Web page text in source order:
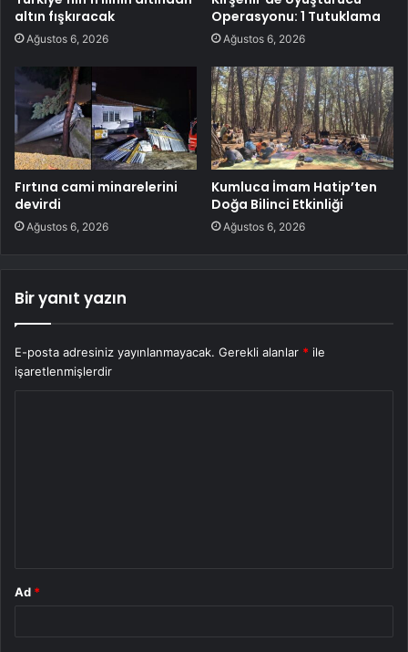
altın fışkıracak
Ağustos 6, 2026
Operasyonu: 1 Tutuklama
Ağustos 6, 2026
Fırtına cami minarelerini
devirdi
Ağustos 6, 2026
Kumluca İmam Hatip’ten
Doğa Bilinci Etkinliği
Ağustos 6, 2026
Bir yanıt yazın
E-posta adresiniz yayınlanmayacak. Gerekli alanlar * ile
işaretlenmişlerdir
Ad *